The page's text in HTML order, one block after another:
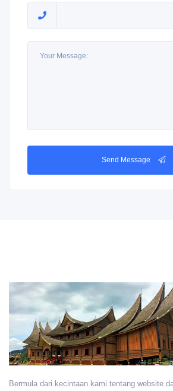
Send Message
Bermula dari kecintaan kami tentang website